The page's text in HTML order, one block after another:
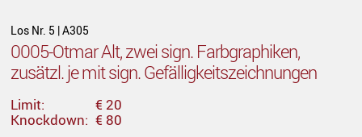
Los Nr. 5 | A305
0005-Otmar Alt, zwei sign. Farbgraphiken,
zusätzl. je mit sign. Gefälligkeitszeichnungen
Limit:
€ 20
Knockdown: € 80